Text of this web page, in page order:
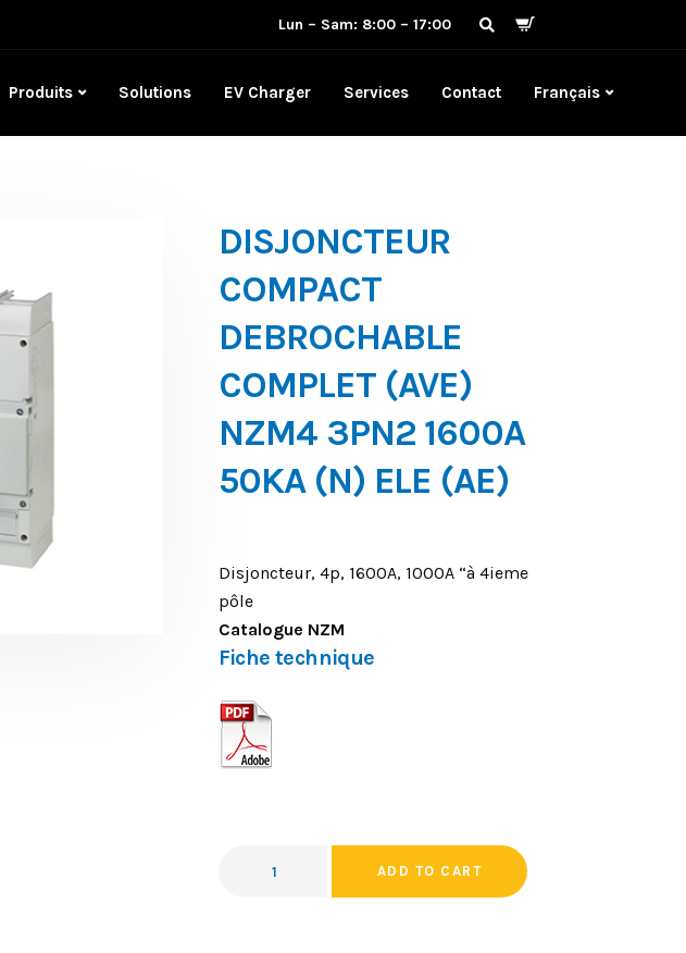
Lun – Sam: 8:00 – 17:00
Produits Solutions EV Charger Services Contact Français
DISJONCTEUR
COMPACT
DEBROCHABLE
COMPLET (AVE)
NZM4 3PN2 1600A
50KA (N) ELE (AE)
Disjoncteur, 4p, 1600A, 1000A “à 4ieme
pôle
Catalogue NZM
Fiche technique
ADD TO CART